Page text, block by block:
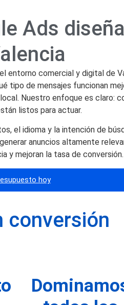
Ads
entorno comercial y digital de
tipo de mensajes funcionan
Nuestro enfoque es claro:
listos para actuar.
el idioma y la intención de
anuncios altamente
y mejoran la tasa de conversión.
hoy
conversión